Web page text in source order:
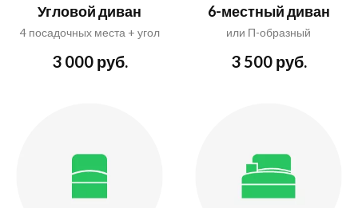
Угловой диван
4 посадочных места + угол
3 000 руб.
6-местный диван
или П-образный
3 500 руб.